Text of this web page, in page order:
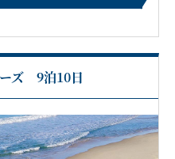
ズ 9泊10日